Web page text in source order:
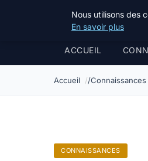
Bible
ACCUEIL
Accueil Connaissances
CONNAISSANCES
Nous utilisons des
En savoir plus